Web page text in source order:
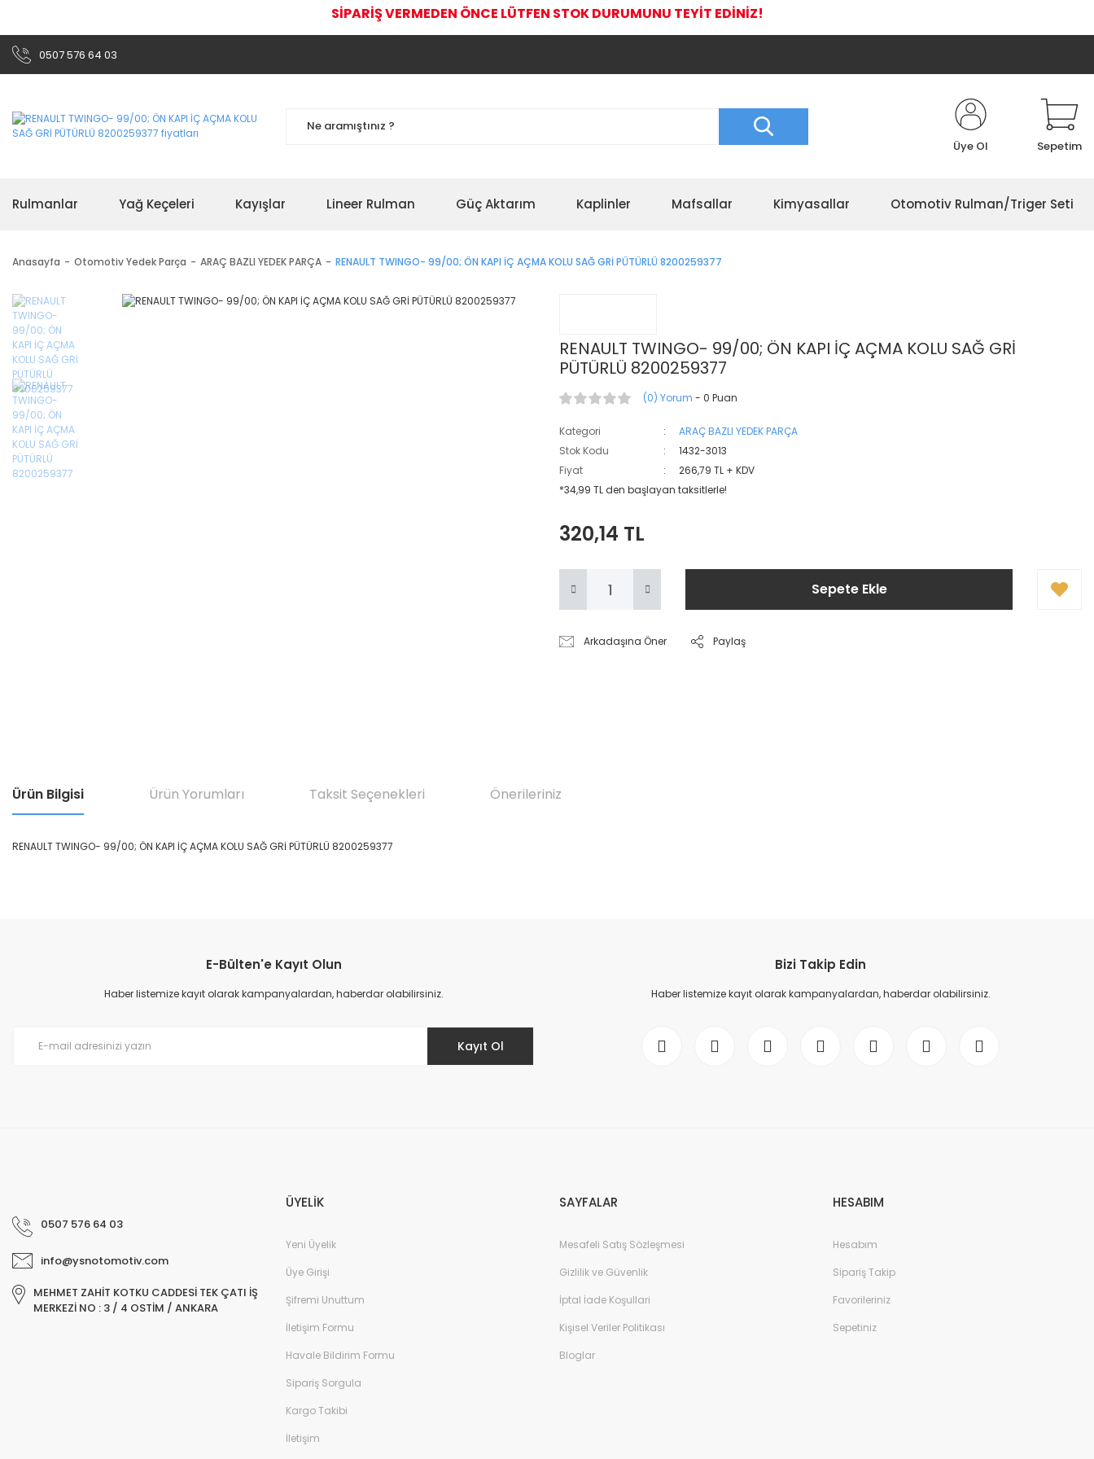
SİPARİŞ VERMEDEN ÖNCE LÜTFEN STOK DURUMUNU TEYİT EDİNİZ!
0507 576 64 03
Üye Ol Sepetim
Rulmanlar Yağ Keçeleri Kayışlar Lineer Rulman Güç Aktarım Kaplinler Mafsallar Kimyasallar Otomotiv Rulman/Triger Seti
Anasayfa Otomotiv Yedek Parça ARAÇ BAZLI YEDEK PARÇA RENAULT TWINGO- 99/00; ÖN KAPI İÇ AÇMA KOLU SAĞ GRİ PÜTÜRLÜ 8200259377
RENAULT TWINGO- 99/00; ÖN KAPI İÇ AÇMA KOLU SAĞ GRİ
PÜTÜRLÜ 8200259377
(0) Yorum - 0 Puan
Kategori
ARAÇ BAZLI YEDEK PARÇA
Stok Kodu
1432-3013
Fiyat
266,79 TL + KDV
*34,99 TL den başlayan taksitlerle!
320,14 TL
Sepete Ekle
Arkadaşına Öner Paylaş
Ürün Bilgisi Ürün Yorumları Taksit Seçenekleri Önerileriniz
RENAULT TWINGO- 99/00; ÖN KAPI İÇ AÇMA KOLU SAĞ GRİ PÜTÜRLÜ 8200259377
Ürün resmi kalitesiz, bozuk veya görüntülenemiyor.
Ürün açıklamasında eksik bilgiler bulunuyor.
E-Bülten'e Kayıt Olun
Haber listemize kayıt olarak kampanyalardan, haberdar olabilirsiniz.
Kayıt Ol
Bizi Takip Edin
Haber listemize kayıt olarak kampanyalardan, haberdar olabilirsiniz.
0507 576 64 03
info@ysnotomotiv.com
MEHMET ZAHİT KOTKU CADDESİ TEK ÇATI İŞ
MERKEZİ NO : 3 / 4 OSTİM / ANKARA
ÜYELİK
Yeni Üyelik
Üye Girişi
Şifremi Unuttum
İletişim Formu
Havale Bildirim Formu
Sipariş Sorgula
Kargo Takibi
İletişim
SAYFALAR
Mesafeli Satış Sözleşmesi
Gizlilik ve Güvenlik
İptal İade Koşullari
Kişisel Veriler Politikası
Bloglar
HESABIM
Hesabım
Sipariş Takip
Favorileriniz
Sepetiniz